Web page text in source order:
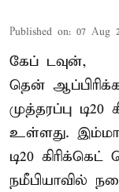
Published on: 07 Aug
கேப் டவுன்,
தென்
முத்தரப்பு டி20
உள்ளது.
டி20
நமீபியாவில்